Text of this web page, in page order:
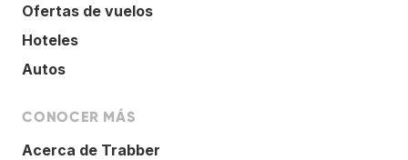
Ofertas de vuelos
Hoteles
Autos
CONOCER MÁS
Acerca de Trabber